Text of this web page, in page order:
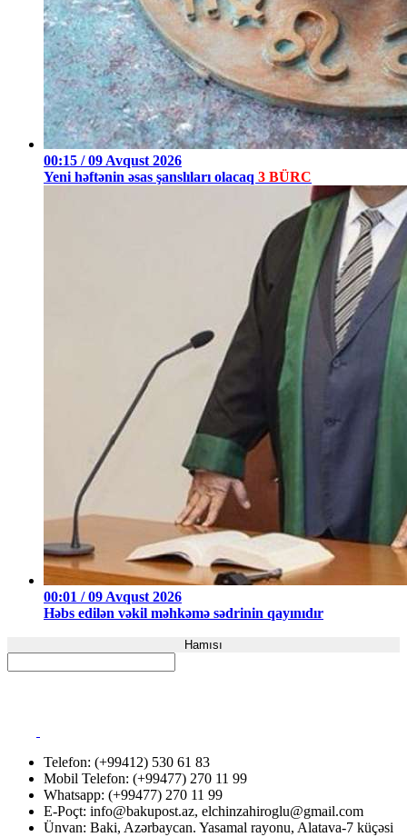
00:15 / 09 Avqust 2026
Yeni həftənin əsas şanslıları olacaq 3 BÜRC
00:01 / 09 Avqust 2026
Həbs edilən vəkil məhkəmə sədrinin qayınıdır
Hamısı
Telefon: (+99412) 530 61 83
Mobil Telefon: (+99477) 270 11 99
Whatsapp: (+99477) 270 11 99
E-Poçt: info@bakupost.az, elchinzahiroglu@gmail.com
Ünvan: Baki, Azərbaycan. Yasamal rayonu, Alatava-7 küçəsi